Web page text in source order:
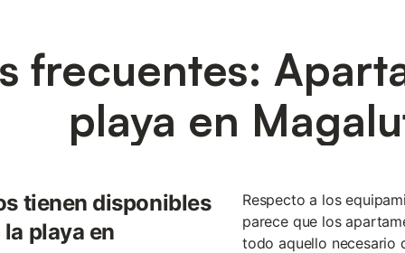
frecuentes:
playa en
tienen disponibles
playa en
Respecto a los
parece que los
todo aquello necesario